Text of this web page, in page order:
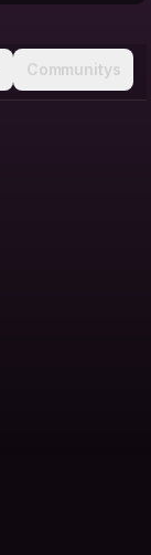
Communitys